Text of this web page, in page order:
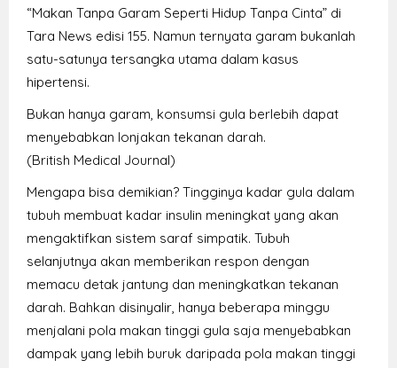
“Makan Tanpa Garam Seperti Hidup Tanpa Cinta” di
Tara News edisi 155. Namun ternyata garam bukanlah
satu-satunya tersangka utama dalam kasus
hipertensi.
Bukan hanya garam, konsumsi gula berlebih dapat
menyebabkan lonjakan tekanan darah.
(British Medical Journal)
Mengapa bisa demikian? Tingginya kadar gula dalam
tubuh membuat kadar insulin meningkat yang akan
mengaktifkan sistem saraf simpatik. Tubuh
selanjutnya akan memberikan respon dengan
memacu detak jantung dan meningkatkan tekanan
darah. Bahkan disinyalir, hanya beberapa minggu
menjalani pola makan tinggi gula saja menyebabkan
dampak yang lebih buruk daripada pola makan tinggi